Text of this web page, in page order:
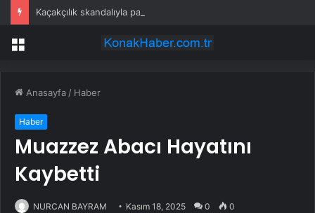
Menü
Anasayfa / Haber
Haber
Muazzez Abacı Hayatını
Kaybetti
NURCAN BAYRAM Kasım 18, 2025 0 0